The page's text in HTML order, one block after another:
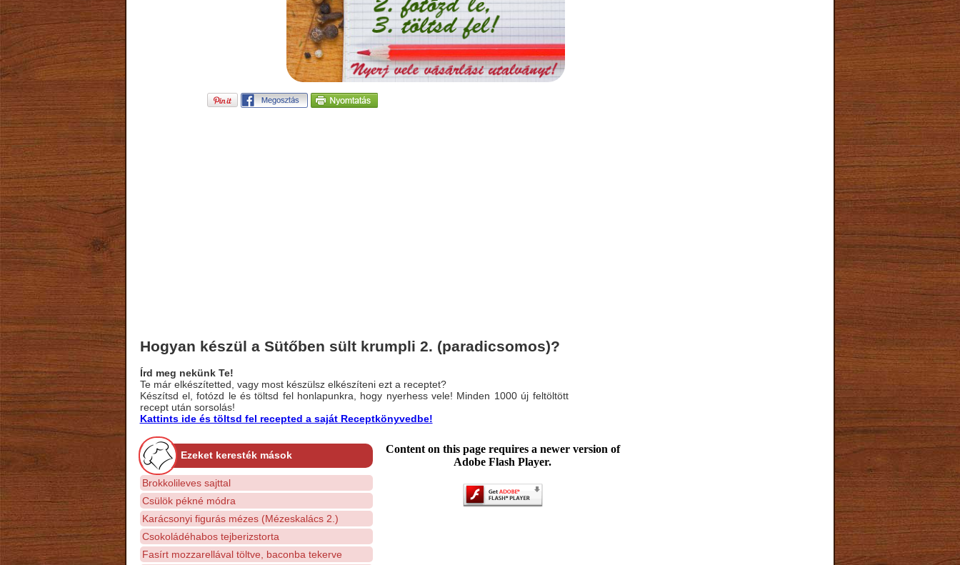
Hogyan készül a Sütőben sült krumpli 2. (paradicsomos)?
Írd meg nekünk Te!
Te már elkészítetted, vagy most készülsz elkészíteni ezt a receptet?
Készítsd el, fotózd le és töltsd fel honlapunkra, hogy nyerhess vele! Minden 1000 új feltöltött
recept után sorsolás!
Kattints ide és töltsd fel recepted a saját Receptkönyvedbe!
Ezeket keresték mások
Brokkolileves sajttal
Csülök pékné módra
Karácsonyi figurás mézes (Mézeskalács 2.)
Csokoládéhabos tejberizstorta
Fasírt mozzarellával töltve, baconba tekerve
Content on this page requires a newer version of
Adobe Flash Player.